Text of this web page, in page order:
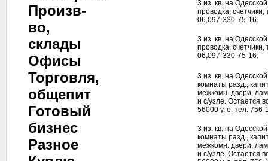
Произв-
во,
склады
Офисы
Торговля,
общепит
Готовый
бизнес
Разное
3 из. кв. на
проводка,
06,097-330-75-16.
3 из. кв. на
проводка,
06,097-330-75-16.
3 из. кв. на
комнаты разд.,
межкомн. двери,
и с/узле. Остается
56000 у. е. тел. 756-
3 из. кв. на
комнаты разд.,
межкомн. двери,
и с/узле. Остается